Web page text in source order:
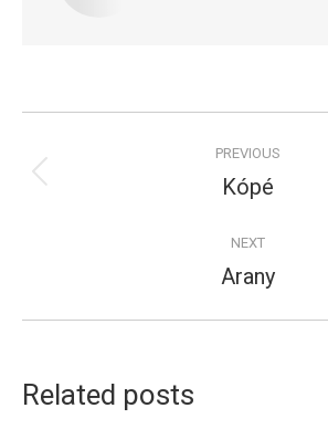
navigation
PREVIOUS
Previous
Kópé
NEXT
Next
Arany
Related posts